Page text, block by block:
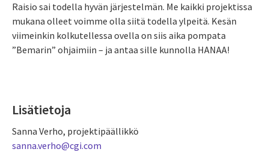
Raisio sai todella hyvän järjestelmän. Me kaikki projektissa
mukana olleet voimme olla siitä todella ylpeitä. Kesän
viimeinkin kolkutellessa ovella on siis aika pompata
”Bemarin” ohjaimiin – ja antaa sille kunnolla HANAA!
Lisätietoja
Sanna Verho, projektipäällikkö
sanna.verho@cgi.com